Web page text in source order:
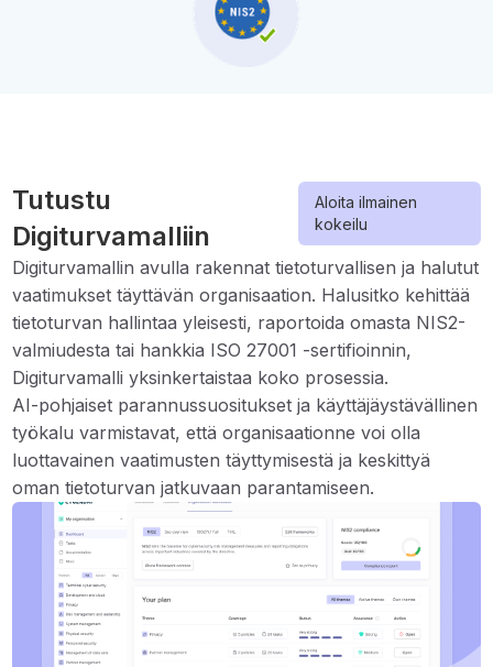
Tutustu
Digiturvamalliin
Aloita ilmainen
kokeilu
Digiturvamallin avulla rakennat tietoturvallisen ja halutut
vaatimukset täyttävän organisaation. Halusitko kehittää
tietoturvan hallintaa yleisesti, raportoida omasta NIS2-
valmiudesta tai hankkia ISO 27001 -sertifioinnin,
Digiturvamalli yksinkertaistaa koko prosessia.
AI-pohjaiset parannussuositukset ja käyttäjäystävällinen
työkalu varmistavat, että organisaationne voi olla
luottavainen vaatimusten täyttymisestä ja keskittyä
oman tietoturvan jatkuvaan parantamiseen.